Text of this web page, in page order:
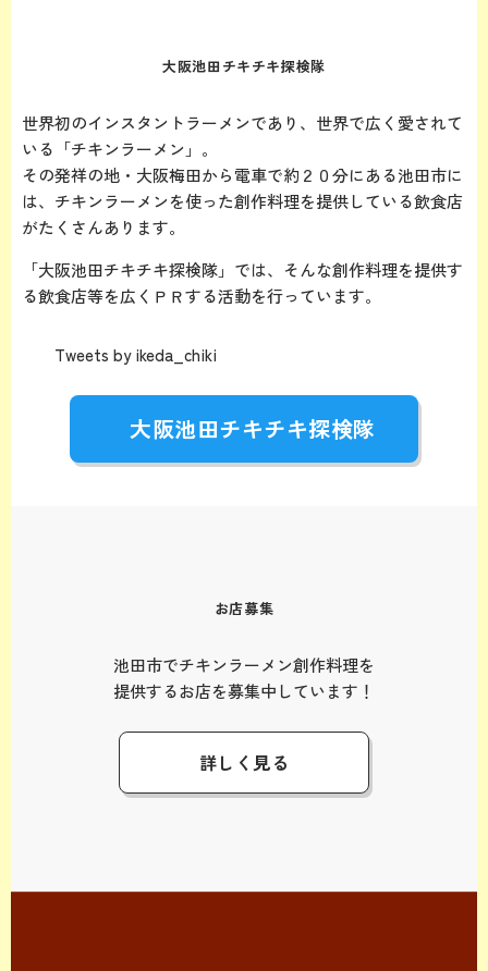
大阪池田チキチキ探検隊
世界初のインスタントラーメンであり、世界で広く愛されて
いる「チキンラーメン」。
その発祥の地・大阪梅田から電車で約２０分にある池田市に
は、チキンラーメンを使った創作料理を提供している飲食店
がたくさんあります。
「大阪池田チキチキ探検隊」では、そんな創作料理を提供す
る飲食店等を広くＰＲする活動を行っています。
Tweets by ikeda_chiki
大阪池田チキチキ探検隊
お店募集
池田市でチキンラーメン創作料理を
提供するお店を募集中しています！
詳しく見る